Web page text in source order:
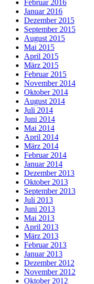
Februar 2016
Januar 2016
Dezember 2015
September 2015
August 2015
Mai 2015
April 2015
März 2015
Februar 2015
November 2014
Oktober 2014
August 2014
Juli 2014
Juni 2014
Mai 2014
April 2014
März 2014
Februar 2014
Januar 2014
Dezember 2013
Oktober 2013
September 2013
Juli 2013
Juni 2013
Mai 2013
April 2013
März 2013
Februar 2013
Januar 2013
Dezember 2012
November 2012
Oktober 2012